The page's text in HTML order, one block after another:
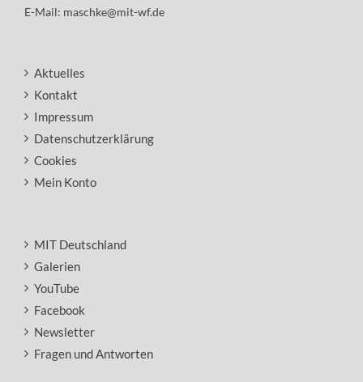
E-Mail: maschke@mit-wf.de
Aktuelles
Kontakt
Impressum
Datenschutzerklärung
Cookies
Mein Konto
MIT Deutschland
Galerien
YouTube
Facebook
Newsletter
Fragen und Antworten